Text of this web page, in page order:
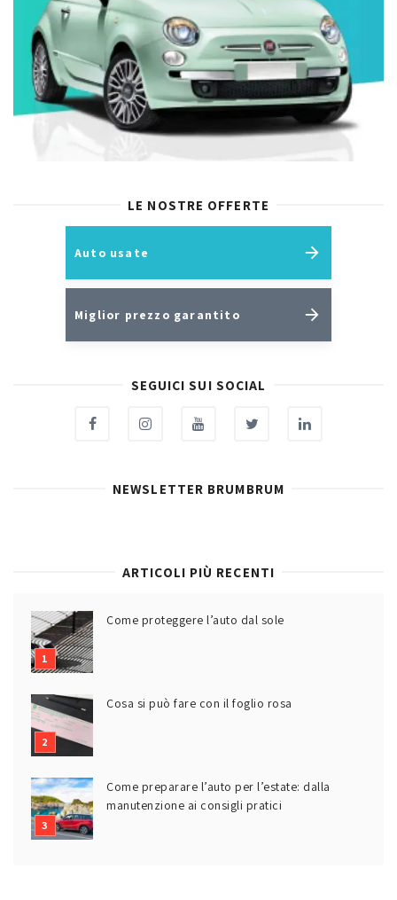
LE NOSTRE OFFERTE
Auto usate
Miglior prezzo garantito
SEGUICI SUI SOCIAL
NEWSLETTER BRUMBRUM
ARTICOLI PIÙ RECENTI
Come proteggere l’auto dal sole
Cosa si può fare con il foglio rosa
Come preparare l’auto per l’estate: dalla
manutenzione ai consigli pratici